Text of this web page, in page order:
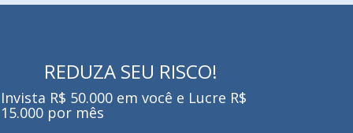
REDUZA SEU RISCO!
Invista R$ 50.000 em você e Lucre R$
15.000 por mês